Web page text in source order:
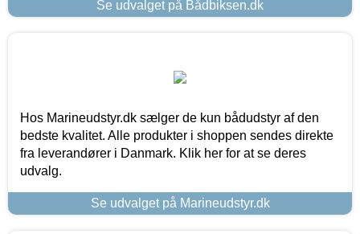
Se udvalget på Bådbiksen.dk
Hos Marineudstyr.dk sælger de kun bådudstyr af den
bedste kvalitet. Alle produkter i shoppen sendes direkte
fra leverandører i Danmark. Klik her for at se deres
udvalg.
Se udvalget på Marineudstyr.dk